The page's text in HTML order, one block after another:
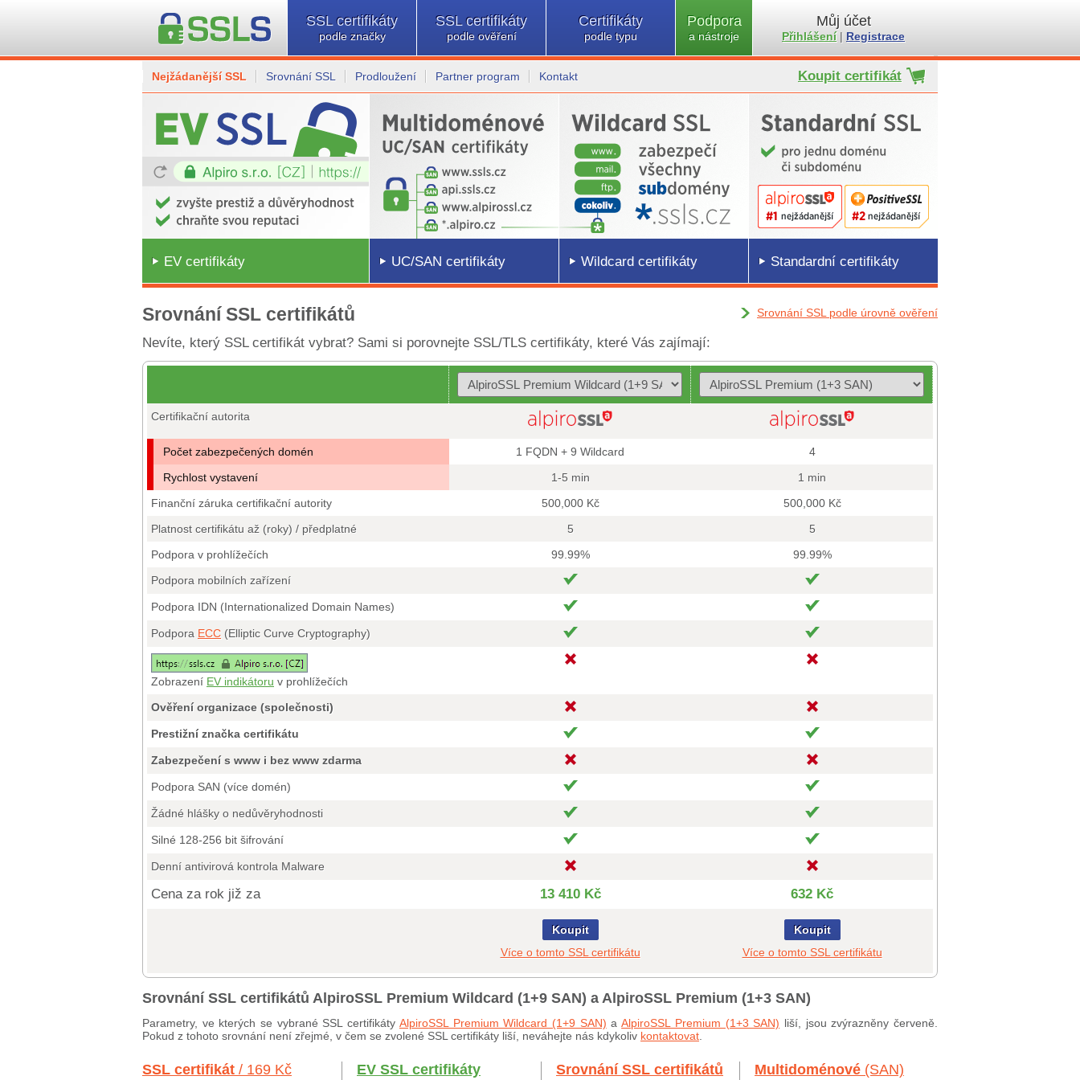
SSL certifikáty
podle značky
SSL certifikáty
podle ověření
Certifikáty
podle typu
Podpora
a nástroje
Můj účet
Přihlášení| Registrace
Nejžádanější SSL Srovnání SSL Prodloužení Partner program Kontakt Koupit certifikát
EV certifikáty UC/SAN certifikáty Wildcard certifikáty Standardní certifikáty
Srovnání SSL certifikátů Srovnání SSL podle úrovně ověření
Nevíte, který SSL certifikát vybrat? Sami si porovnejte SSL/TLS certifikáty, které Vás zajímají:
Certifikační autorita
Počet zabezpečených domén 1 FQDN + 9 Wildcard
4
Rychlost vystavení
1-5 min
1 min
Finanční záruka certifikační autority
500,000 Kč
500,000 Kč
Platnost certifikátu až (roky) / předplatné
5
5
Podpora v prohlížečích
99.99%
99.99%
Podpora mobilních zařízení
Podpora IDN (Internationalized Domain Names)
Podpora ECC (Elliptic Curve Cryptography)
Zobrazení EV indikátoru v prohlížečích
Ověření organizace (společnosti)
Prestižní značka certifikátu
Zabezpečení s www i bez www zdarma
Podpora SAN (více domén)
Žádné hlášky o nedůvěryhodnosti
Silné 128-256 bit šifrování
Denní antivirová kontrola Malware
Cena za rok již za 13 410 Kč 632 Kč
Koupit
Více o tomto SSL certifikátu
Koupit
Více o tomto SSL certifikátu
Srovnání SSL certifikátů AlpiroSSL Premium Wildcard (1+9 SAN) a AlpiroSSL Premium (1+3 SAN)
Parametry, ve kterých se vybrané SSL certifikáty AlpiroSSL Premium Wildcard (1+9 SAN) aAlpiroSSL Premium (1+3 SAN) liší, jsou zvýrazněny červeně.
Pokud z tohoto srovnání není zřejmé, v čem se zvolené SSL certifikáty liší, neváhejte nás kdykoliv kontaktovat
SSL certifikát / 169 Kč EV SSL certifikáty Srovnání SSL certifikátů Multidoménové (SAN)